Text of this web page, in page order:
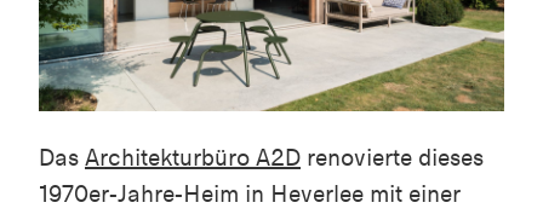
Das Architekturbüro A2D renovierte dieses
1970er-Jahre-Heim in Heverlee mit einer